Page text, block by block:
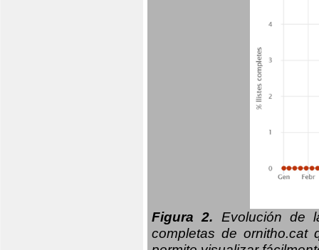
Figura 2. Evolución de
completas de